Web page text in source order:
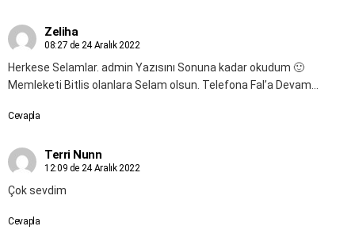
Zeliha
08:27 de 24 Aralık 2022
Herkese Selamlar. admin Yazısını Sonuna kadar okudum 🙂
Memleketi Bitlis olanlara Selam olsun. Telefona Fal’a Devam…
Cevapla
Terri Nunn
12:09 de 24 Aralık 2022
Çok sevdim
Cevapla